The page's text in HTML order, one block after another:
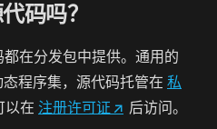
码吗？
在分发包中提供。通用的
程序集，源代码托管在 私
以在 注册许可证↗ 后访问。